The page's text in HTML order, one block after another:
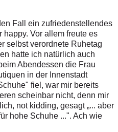
Fall ein zufriedenstellendes
happy. Vor allem freute es
selbst verordnete Ruhetag
hatte ich natürlich auch
Abendessen die Frau
in der Innenstadt
fiel, war mir bereits
scheinbar nicht, denn mir
not kidding, gesagt „... aber
hohe Schuhe ...". Ach wie